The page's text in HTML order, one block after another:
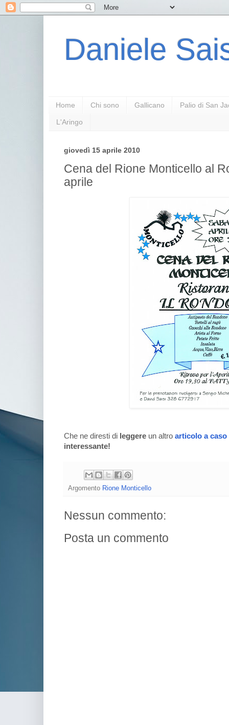
Daniele
Home Chi sono Gallicano Palio di San
L'Aringo
giovedì 15 aprile 2010
Cena del Rione Monticello al
aprile
Che ne diresti di leggere un altro articolo a caso
interessante!
Argomento Rione Monticello
Nessun commento:
Posta un commento